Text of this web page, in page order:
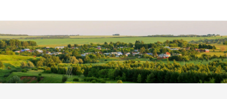
к
содержимому